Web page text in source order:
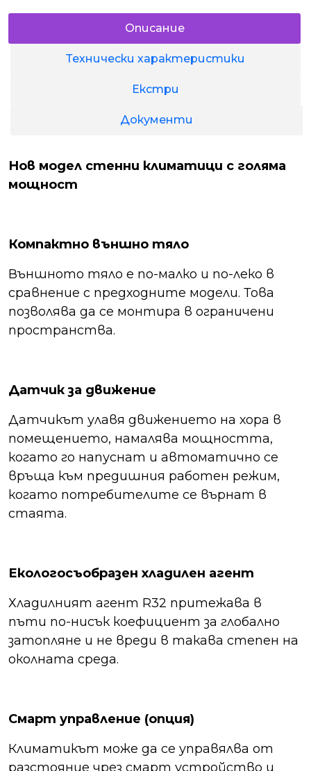
Описание
Технически характеристики
Екстри
Документи
Нов модел стенни климатици с голяма
мощност
Компактно външно тяло
Външното тяло е по-малко и по-леко в
сравнение с предходните модели. Това
позволява да се монтира в ограничени
пространства.
Датчик за движение
Датчикът улавя движението на хора в
помещението, намалява мощността,
когато го напуснат и автоматично се
връща към предишния работен режим,
когато потребителите се върнат в
стаята.
Екологосъобразен хладилен агент
Хладилният агент R32 притежава в
пъти по-нисък коефициент за глобално
затопляне и не вреди в такава степен на
околната среда.
Смарт управление (опция)
Климатикът може да се управялва от
разстояние чрез смарт устройство и